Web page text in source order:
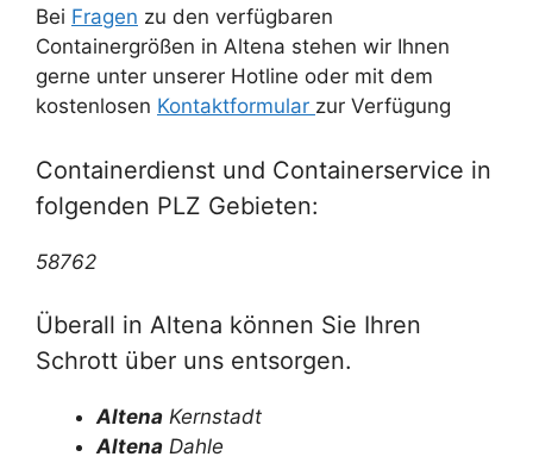
Bei Fragen zu den verfügbaren
Containergrößen in Altena stehen wir Ihnen
gerne unter unserer Hotline oder mit dem
kostenlosen Kontaktformular zur Verfügung
Containerdienst und Containerservice in
folgenden PLZ Gebieten:
58762
Überall in Altena können Sie Ihren
Schrott über uns entsorgen.
Altena Kernstadt
Altena Dahle